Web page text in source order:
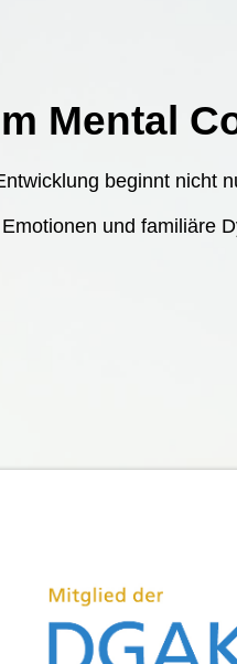
Mental
beginnt nicht
und familiäre